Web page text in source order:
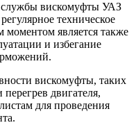
службы вискомуфты УАЗ
техническое
является также
и избегание
вискомуфты, таких
двигателя,
для проведения